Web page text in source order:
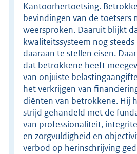
Kantoorhertoetsing.
bevindingen van de toetsers
weersproken. Daaruit blijkt
kwaliteitssysteem nog
daaraan te stellen eisen.
dat betrokkene heeft
van onjuiste
het verkrijgen van
cliënten van betrokkene. Hij
strijd gehandeld met de
van professionaliteit,
en zorgvuldigheid en
verbod op herinschrijving